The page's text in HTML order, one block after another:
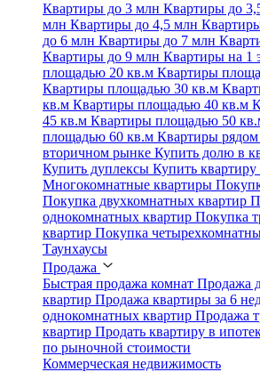
Квартиры до 3 млн Квартиры до
млн Квартиры до 4,5 млн
до 6 млн Квартиры до 7 млн
Квартиры до 9 млн Квартиры на 1
площадью 20 кв.м Квартиры
Квартиры площадью 30 кв.м
кв.м Квартиры площадью 40 кв.м
45 кв.м Квартиры площадью 50
площадью 60 кв.м Квартиры рядом
вторичном рынке Купить долю в
Купить дуплексы Купить
Многокомнатные квартиры
Покупка двухкомнатных квартир
однокомнатных квартир Покупка
квартир Покупка
Таунхаусы
Продажа
Быстрая продажа комнат Продажа
квартир Продажа квартиры за 6
однокомнатных квартир Продажа
квартир Продать квартиру в
по рыночной стоимости
Коммерческая недвижимость